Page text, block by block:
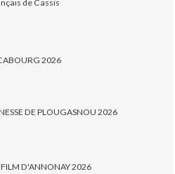
de Cassis
2026
DE PLOUGASNOU 2026
FILM D'ANNONAY 2026